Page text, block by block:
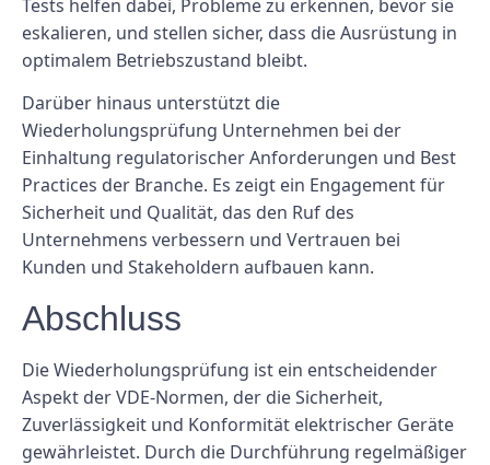
Tests helfen dabei, Probleme zu erkennen, bevor sie
eskalieren, und stellen sicher, dass die Ausrüstung in
optimalem Betriebszustand bleibt.
Darüber hinaus unterstützt die
Wiederholungsprüfung Unternehmen bei der
Einhaltung regulatorischer Anforderungen und Best
Practices der Branche. Es zeigt ein Engagement für
Sicherheit und Qualität, das den Ruf des
Unternehmens verbessern und Vertrauen bei
Kunden und Stakeholdern aufbauen kann.
Abschluss
Die Wiederholungsprüfung ist ein entscheidender
Aspekt der VDE-Normen, der die Sicherheit,
Zuverlässigkeit und Konformität elektrischer Geräte
gewährleistet. Durch die Durchführung regelmäßiger